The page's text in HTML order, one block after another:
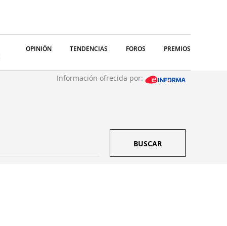
OPINIÓN TENDENCIAS FOROS PREMIOS
Información ofrecida por:
BUSCAR